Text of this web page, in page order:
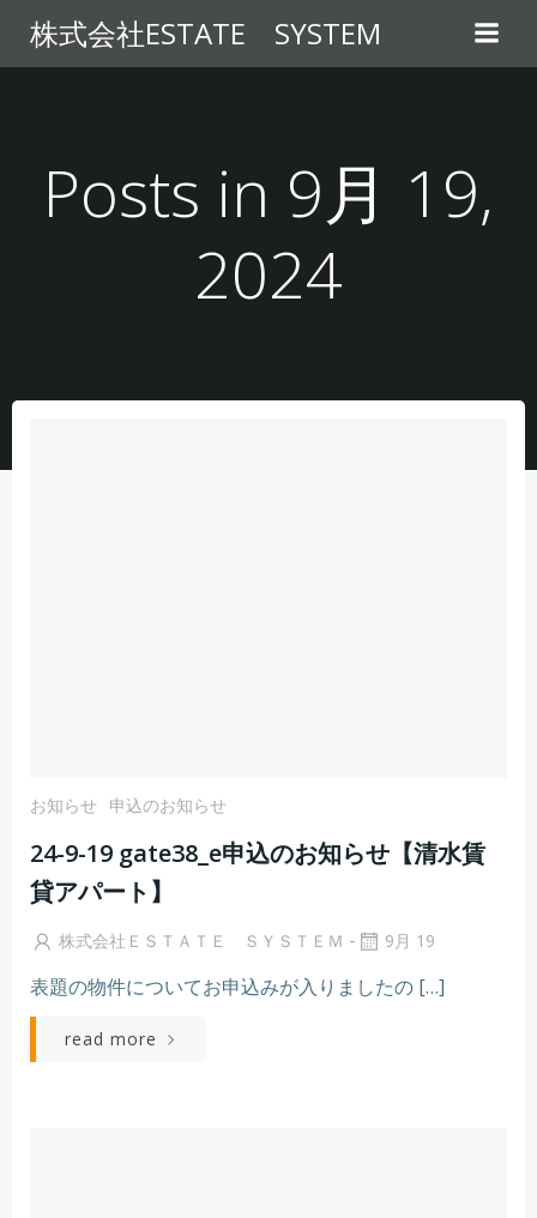
ン
テ
株式会社ESTATE SYSTEM
Posts in 9月 19,
2024
お知らせ 申込のお知らせ
24-9-19 gate38_e申込のお知らせ【清水賃
貸アパート】
株式会社ＥＳＴＡＴＥ ＳＹＳＴＥＭ - 9月 19
表題の物件についてお申込みが入りましたの […]
read more